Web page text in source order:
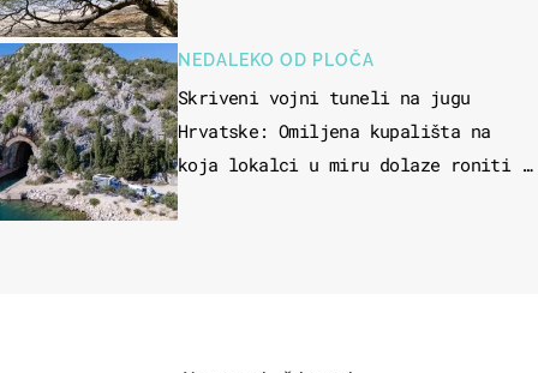
NEDALEKO OD PLOČA
Skriveni vojni tuneli na jugu
Hrvatske: Omiljena kupališta na
koja lokalci u miru dolaze roniti i